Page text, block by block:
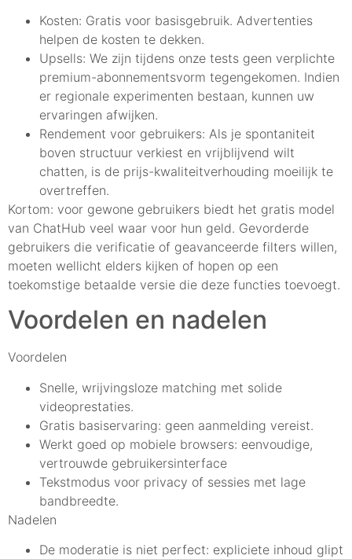
Kosten: Gratis voor basisgebruik. Advertenties
helpen de kosten te dekken.
Upsells: We zijn tijdens onze tests geen verplichte
premium-abonnementsvorm tegengekomen. Indien
er regionale experimenten bestaan, kunnen uw
ervaringen afwijken.
Rendement voor gebruikers: Als je spontaniteit
boven structuur verkiest en vrijblijvend wilt
chatten, is de prijs-kwaliteitverhouding moeilijk te
overtreffen.
Kortom: voor gewone gebruikers biedt het gratis model
van ChatHub veel waar voor hun geld. Gevorderde
gebruikers die verificatie of geavanceerde filters willen,
moeten wellicht elders kijken of hopen op een
toekomstige betaalde versie die deze functies toevoegt.
Voordelen en nadelen
Voordelen
Snelle, wrijvingsloze matching met solide
videoprestaties.
Gratis basiservaring: geen aanmelding vereist.
Werkt goed op mobiele browsers: eenvoudige,
vertrouwde gebruikersinterface
Tekstmodus voor privacy of sessies met lage
bandbreedte.
Nadelen
De moderatie is niet perfect: expliciete inhoud glipt